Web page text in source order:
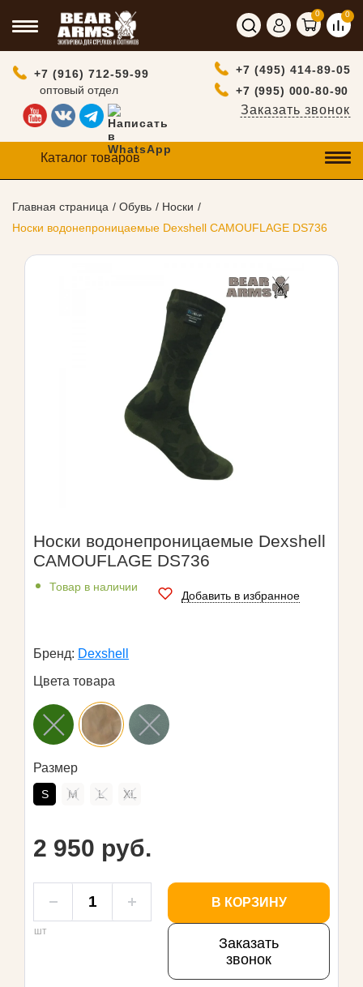
0 0
+7 (916) 712-59-99
оптовый отдел
+7 (495) 414-89-05
+7 (995) 000-80-90
Заказать звонок
Каталог товаров
Главная страница Обувь
Носки
Носки водонепроницаемые Dexshell CAMOUFLAGE DS736
Носки водонепроницаемые Dexshell
CAMOUFLAGE DS736
Товар в наличии
Добавить в избранное
Бренд: Dexshell
Цвета товара
Размер
S M L XL
2 950 руб.
шт
В КОРЗИНУ
Заказать
звонок